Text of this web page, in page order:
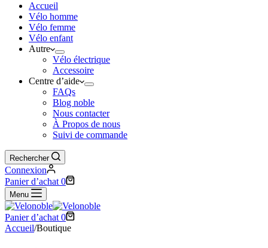
Accueil
Vélo homme
Vélo femme
Vélo enfant
Autre
Vélo électrique
Accessoire
Centre d’aide
FAQs
Blog noble
Nous contacter
À Propos de nous
Suivi de commande
Rechercher
Connexion
Panier d’achat 0
Menu
Panier d’achat 0
Accueil/Boutique